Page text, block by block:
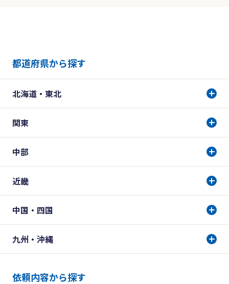
都道府県から探す
北海道・東北
関東
中部
近畿
中国・四国
九州・沖縄
依頼内容から探す